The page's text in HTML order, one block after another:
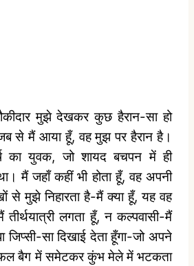
मुझे देखकर कुछ हैरान-सा हो
से मैं आया हूँ, वह मुझ पर हैरान है।
का युवक, जो शायद बचपन में ही
मैं जहाँ कहीं भी होता हूँ, वह अपनी
मुझे निहारता है-मैं क्‍या हूँ, यह वह
लगता हूँ, न कल्‍पवासी-मैं
जिप्‍सी-सा दिखाई देता हूँगा-जो अपने
बैग में समेटकर कुंभ मेले में भटकता